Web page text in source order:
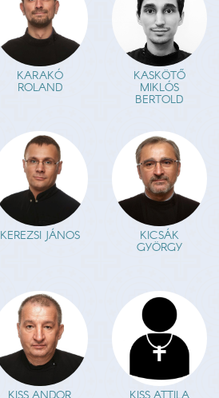
KARAKÓ
ROLAND
KASKÖTŐ
MIKLÓS
BERTOLD
KEREZSI JÁNOS KICSÁK
GYÖRGY